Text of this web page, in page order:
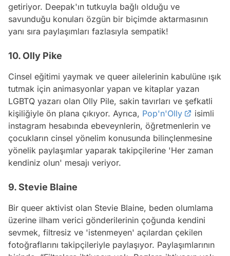
getiriyor. Deepak'ın tutkuyla bağlı olduğu ve
savunduğu konuları özgün bir biçimde aktarmasının
yanı sıra paylaşımları fazlasıyla sempatik!
10. Olly Pike
Cinsel eğitimi yaymak ve queer ailelerinin kabulüne ışık
tutmak için animasyonlar yapan ve kitaplar yazan
LGBTQ yazarı olan Olly Pile, sakin tavırları ve şefkatli
kişiliğiyle ön plana çıkıyor. Ayrıca, Pop'n'Olly
isimli
instagram hesabında ebeveynlerin, öğretmenlerin ve
çocukların cinsel yönelim konusunda bilinçlenmesine
yönelik paylaşımlar yaparak takipçilerine 'Her zaman
kendiniz olun' mesajı veriyor.
9. Stevie Blaine
Bir queer aktivist olan Stevie Blaine, beden olumlama
üzerine ilham verici gönderilerinin çoğunda kendini
sevmek, filtresiz ve 'istenmeyen' açılardan çekilen
fotoğraflarını takipçileriyle paylaşıyor. Paylaşımlarının